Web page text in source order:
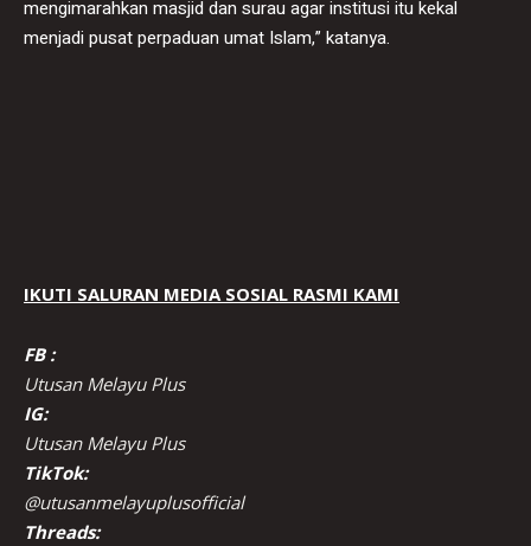
mengimarahkan masjid dan surau agar institusi itu kekal
menjadi pusat perpaduan umat Islam,” katanya.
IKUTI SALURAN MEDIA SOSIAL RASMI KAMI
FB :
Utusan Melayu Plus
IG:
Utusan Melayu Plus
TikTok:
@utusanmelayuplusofficial
Threads: